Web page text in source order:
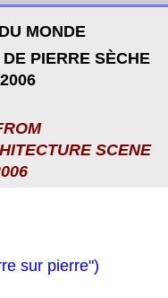
MONDE
PIERRE SÈCHE
SCENE
sur pierre")